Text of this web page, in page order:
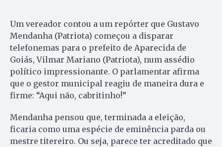
Um vereador contou a um repórter que Gustavo
Mendanha (Patriota) começou a disparar
telefonemas para o prefeito de Aparecida de
Goiás, Vilmar Mariano (Patriota), num assédio
político impressionante. O parlamentar afirma
que o gestor municipal reagiu de maneira dura e
firme: “Aqui não, cabritinho!”
Mendanha pensou que, terminada a eleição,
ficaria como uma espécie de eminência parda ou
mestre titereiro. Ou seja, parece ter acreditado que